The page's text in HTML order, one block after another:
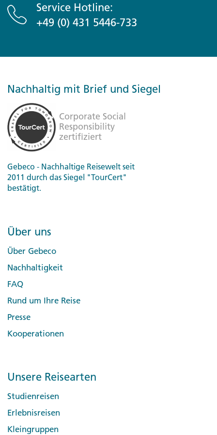
Service Hotline:
+49 (0) 431 5446-733
Nachhaltig mit Brief und Siegel
Gebeco - Nachhaltige Reisewelt seit
2011 durch das Siegel "TourCert"
bestätigt.
Über uns
Über Gebeco
Nachhaltigkeit
FAQ
Rund um Ihre Reise
Presse
Kooperationen
Unsere Reisearten
Studienreisen
Erlebnisreisen
Kleingruppen